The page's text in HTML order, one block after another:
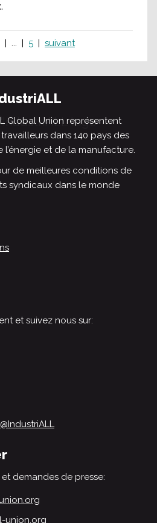
... 5 suivant
Global Union représentent
dans 140 pays des
l’énergie et de la manufacture.
de meilleures conditions de
syndicaux dans le monde
et suivez nous sur:
demandes de presse:
union.org